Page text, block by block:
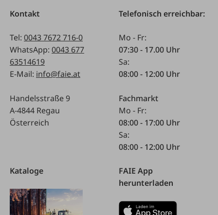
Kontakt
Tel: 0043 7672 716-0
WhatsApp: 0043 677
63514619
E-Mail: info@faie.at
Handelsstraße 9
A-4844 Regau
Österreich
Telefonisch erreichbar:
Mo - Fr:
07:30 - 17.00 Uhr
Sa:
08:00 - 12:00 Uhr
Fachmarkt
Mo - Fr:
08:00 - 17:00 Uhr
Sa:
08:00 - 12:00 Uhr
Kataloge
FAIE App
herunterladen